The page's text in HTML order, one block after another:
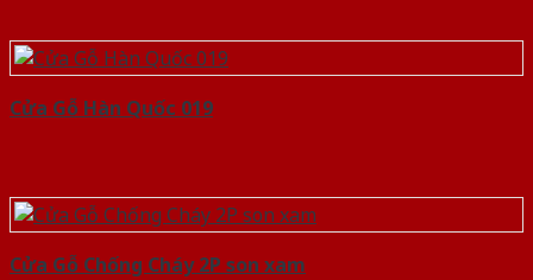
Cửa Gỗ Hàn Quốc 019
Cửa Gỗ Chống Cháy 2P son xam